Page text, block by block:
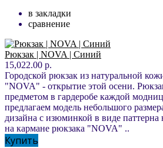
в закладки
сравнение
Рюкзак | NOVA | Синий
15,022.00 р.
Городской рюкзак из натуральной
"NOVA" - открытие этой осени.
предметом в гардеробе каждой
предлагаем модель небольшого
дизайна с изюминкой в виде
на кармане рюкзака "NOVA" ..
Купить